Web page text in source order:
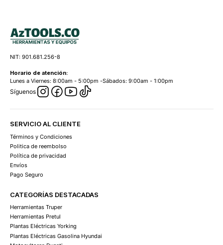
NIT: 901.681.256-8
Horario de atención:
Lunes a Viernes: 8:00am - 5:00pm -Sábados: 9:00am - 1:00pm
Síguenos
SERVICIO AL CLIENTE
Términos y Condiciones
Politica de reembolso
Política de privacidad
Envíos
Pago Seguro
CATEGORÍAS DESTACADAS
Herramientas Truper
Herramientas Pretul
Plantas Eléctricas Yorking
Plantas Eléctricas Gasolina Hyundai